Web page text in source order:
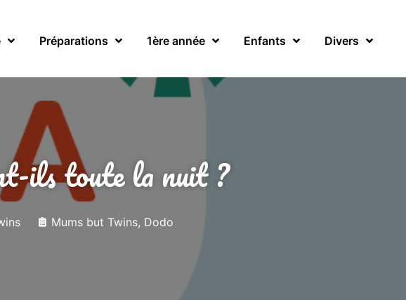
Préparations 1ère année Enfants Divers
ils toute la nuit ?
Mums but Twins, Dodo